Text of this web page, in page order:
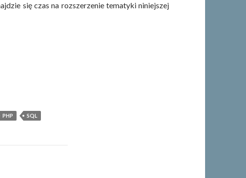
się czas na rozszerzenie tematyki niniejszej
PHP SQL